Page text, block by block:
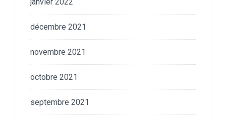
décembre 2021
novembre 2021
octobre 2021
septembre 2021